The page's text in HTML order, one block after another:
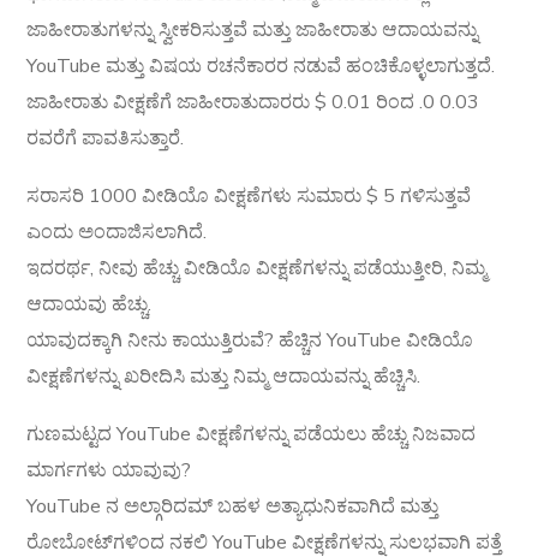
ಜಾಹೀರಾತುಗಳನ್ನು ಸ್ವೀಕರಿಸುತ್ತವೆ ಮತ್ತು ಜಾಹೀರಾತು ಆದಾಯವನ್ನು
YouTube ಮತ್ತು ವಿಷಯ ರಚನೆಕಾರರ ನಡುವೆ ಹಂಚಿಕೊಳ್ಳಲಾಗುತ್ತದೆ.
ಜಾಹೀರಾತು ವೀಕ್ಷಣೆಗೆ ಜಾಹೀರಾತುದಾರರು $ 0.01 ರಿಂದ .0 0.03
ರವರೆಗೆ ಪಾವತಿಸುತ್ತಾರೆ.
ಸರಾಸರಿ 1000 ವೀಡಿಯೊ ವೀಕ್ಷಣೆಗಳು ಸುಮಾರು $ 5 ಗಳಿಸುತ್ತವೆ
ಎಂದು ಅಂದಾಜಿಸಲಾಗಿದೆ.
ಇದರರ್ಥ, ನೀವು ಹೆಚ್ಚು ವೀಡಿಯೊ ವೀಕ್ಷಣೆಗಳನ್ನು ಪಡೆಯುತ್ತೀರಿ, ನಿಮ್ಮ
ಆದಾಯವು ಹೆಚ್ಚು.
ಯಾವುದಕ್ಕಾಗಿ ನೀನು ಕಾಯುತ್ತಿರುವೆ? ಹೆಚ್ಚಿನ YouTube ವೀಡಿಯೊ
ವೀಕ್ಷಣೆಗಳನ್ನು ಖರೀದಿಸಿ ಮತ್ತು ನಿಮ್ಮ ಆದಾಯವನ್ನು ಹೆಚ್ಚಿಸಿ.
ಗುಣಮಟ್ಟದ YouTube ವೀಕ್ಷಣೆಗಳನ್ನು ಪಡೆಯಲು ಹೆಚ್ಚು ನಿಜವಾದ
ಮಾರ್ಗಗಳು ಯಾವುವು?
YouTube ನ ಅಲ್ಗಾರಿದಮ್ ಬಹಳ ಅತ್ಯಾಧುನಿಕವಾಗಿದೆ ಮತ್ತು
ರೋಬೋಟ್‌ಗಳಿಂದ ನಕಲಿ YouTube ವೀಕ್ಷಣೆಗಳನ್ನು ಸುಲಭವಾಗಿ ಪತ್ತೆ